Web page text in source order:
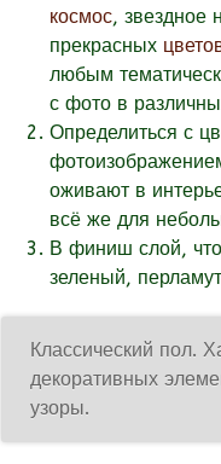
космос, звездное
прекрасных
любым
с фото в
Определиться с
оживают в
всё же для
В финиш слой,
зеленый,
Классический пол.
декоративных
узоры.